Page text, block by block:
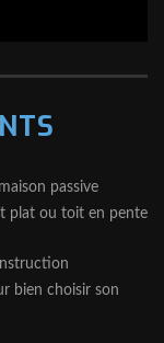
passive
plat ou toit en pente
bien choisir son